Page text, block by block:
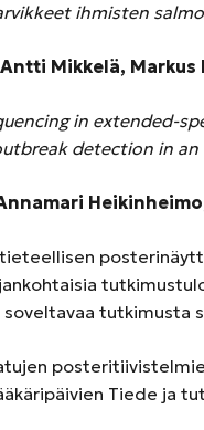
ihmisten
Mikkelä, Markus
in extended-
detection in
tieteellisen
tutkimusta
Tiede ja